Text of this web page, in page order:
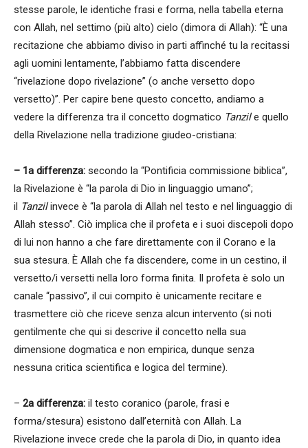
stesse parole, le identiche frasi e forma, nella tabella eterna
con Allah, nel settimo (più alto) cielo (dimora di Allah): “È una
recitazione che abbiamo diviso in parti affinché tu la recitassi
agli uomini lentamente, l’abbiamo fatta discendere
“rivelazione dopo rivelazione” (o anche versetto dopo
versetto)”. Per capire bene questo concetto, andiamo a
vedere la differenza tra il concetto dogmatico Tanzile quello
della Rivelazione nella tradizione giudeo-cristiana:
– 1a differenza: secondo la “Pontificia commissione biblica”,
la Rivelazione è “la parola di Dio in linguaggio umano”;
il Tanzilinvece è “la parola di Allah nel testo e nel linguaggio di
Allah stesso”. Ciò implica che il profeta e i suoi discepoli dopo
di lui non hanno a che fare direttamente con il Corano e la
sua stesura. È Allah che fa discendere, come in un cestino, il
versetto/i versetti nella loro forma finita. Il profeta è solo un
canale “passivo”, il cui compito è unicamente recitare e
trasmettere ciò che riceve senza alcun intervento (si noti
gentilmente che qui si descrive il concetto nella sua
dimensione dogmatica e non empirica, dunque senza
nessuna critica scientifica e logica del termine).
– 2a differenza: il testo coranico (parole, frasi e
forma/stesura) esistono dall’eternità con Allah. La
Rivelazione invece crede che la parola di Dio, in quanto idea